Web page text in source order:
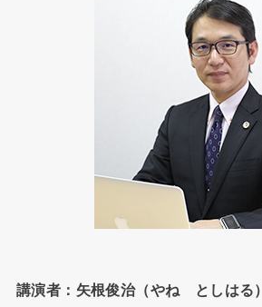
講演者：矢根俊治（やね としはる）